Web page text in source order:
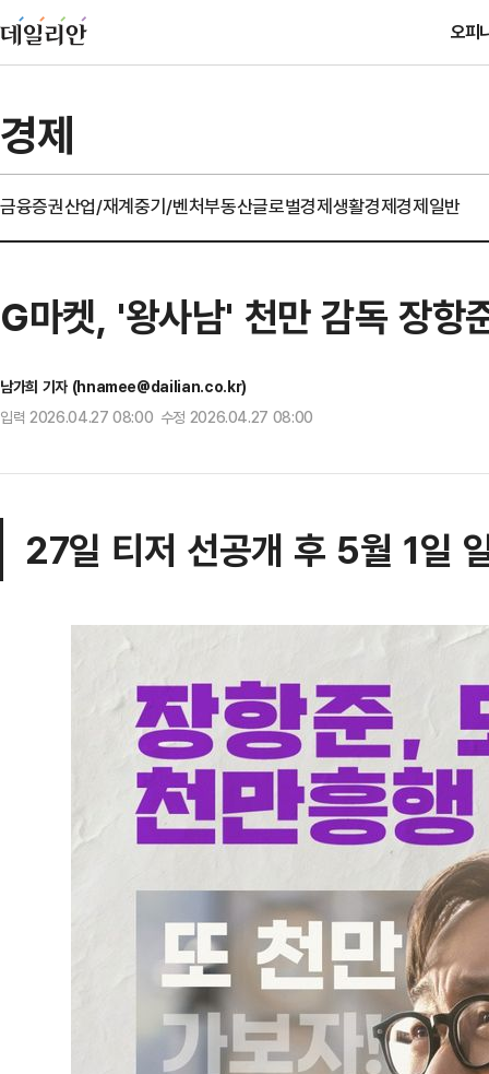
오피
경제
금융증권산업/재계중기/벤처부동산글로벌경제생활경제경제일반
G마켓, '왕사남' 천만 감독 장항
남가희 기자 (hnamee@dailian.co.kr)
입력 2026.04.27 08:00 수정 2026.04.27 08:00
27일 티저 선공개 후 5월 1일